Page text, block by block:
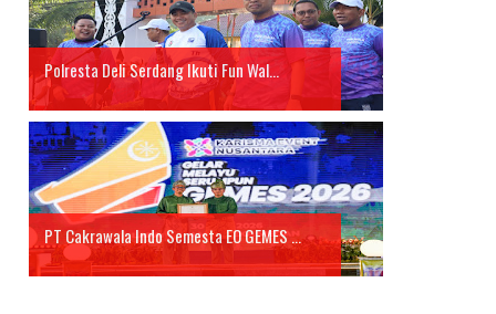
Polresta Deli Serdang Ikuti Fun Wal...
PT Cakrawala Indo Semesta EO GEMES ...